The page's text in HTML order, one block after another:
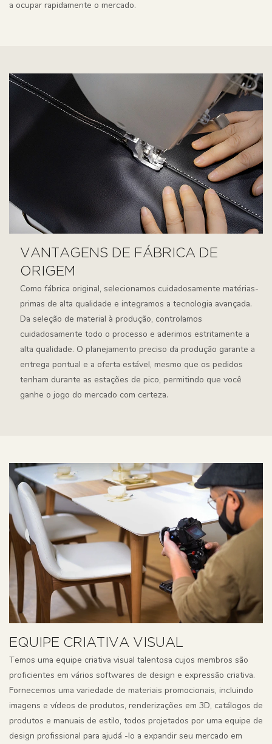
a ocupar rapidamente o mercado.
VANTAGENS DE FÁBRICA DE
ORIGEM
Como fábrica original, selecionamos cuidadosamente matérias-
primas de alta qualidade e integramos a tecnologia avançada.
Da seleção de material à produção, controlamos
cuidadosamente todo o processo e aderimos estritamente a
alta qualidade. O planejamento preciso da produção garante a
entrega pontual e a oferta estável, mesmo que os pedidos
tenham durante as estações de pico, permitindo que você
ganhe o jogo do mercado com certeza.
EQUIPE CRIATIVA VISUAL
Temos uma equipe criativa visual talentosa cujos membros são
proficientes em vários softwares de design e expressão criativa.
Fornecemos uma variedade de materiais promocionais, incluindo
imagens e vídeos de produtos, renderizações em 3D, catálogos de
produtos e manuais de estilo, todos projetados por uma equipe de
design profissional para ajudá -lo a expandir seu mercado em